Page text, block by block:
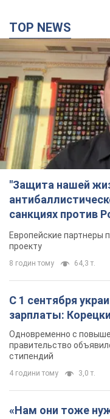
TOP NEWS
"Защита нашей
санкциях против
Видео
Европейские партнеры
проекту
8 годин тому 64,3 т.
С 1 сентября
зарплаты:
Одновременно с
правительство
стипендий
4 години тому 3,0 т.
«Нам они тоже